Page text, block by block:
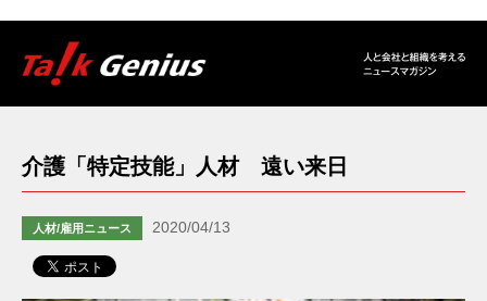
介護「特定技能」人材 遠い来日
人材/雇用ニュース 2020/04/13